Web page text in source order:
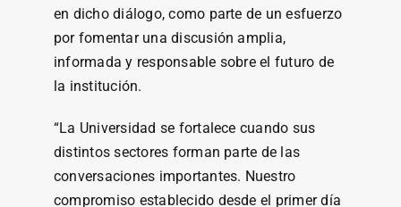
en dicho diálogo, como parte de un esfuerzo
por fomentar una discusión amplia,
informada y responsable sobre el futuro de
la institución.
“La Universidad se fortalece cuando sus
distintos sectores forman parte de las
conversaciones importantes. Nuestro
compromiso establecido desde el primer día